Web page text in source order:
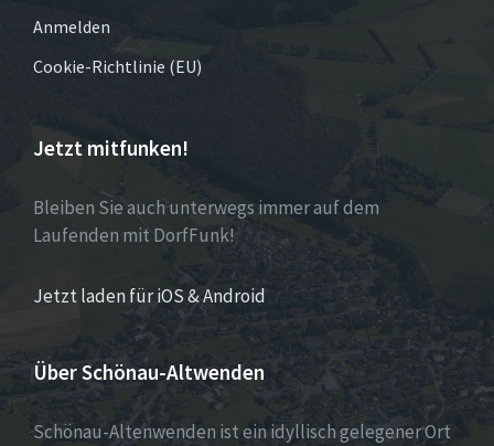
Anmelden
Cookie-Richtlinie (EU)
Jetzt mitfunken!
Bleiben Sie auch unterwegs immer auf dem
Laufenden mit DorfFunk!
Jetzt laden für iOS & Android
Über Schönau-Altwenden
Schönau-Altenwenden ist ein idyllisch gelegener Ort